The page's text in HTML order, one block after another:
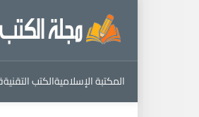
المكتبة الإسلاميةالكتب التقنية